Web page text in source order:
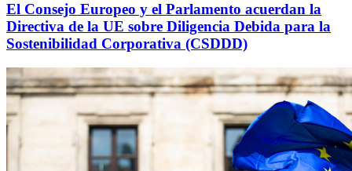
El Consejo Europeo y el Parlamento acuerdan la
Directiva de la UE sobre Diligencia Debida para la
Sostenibilidad Corporativa (CSDDD)